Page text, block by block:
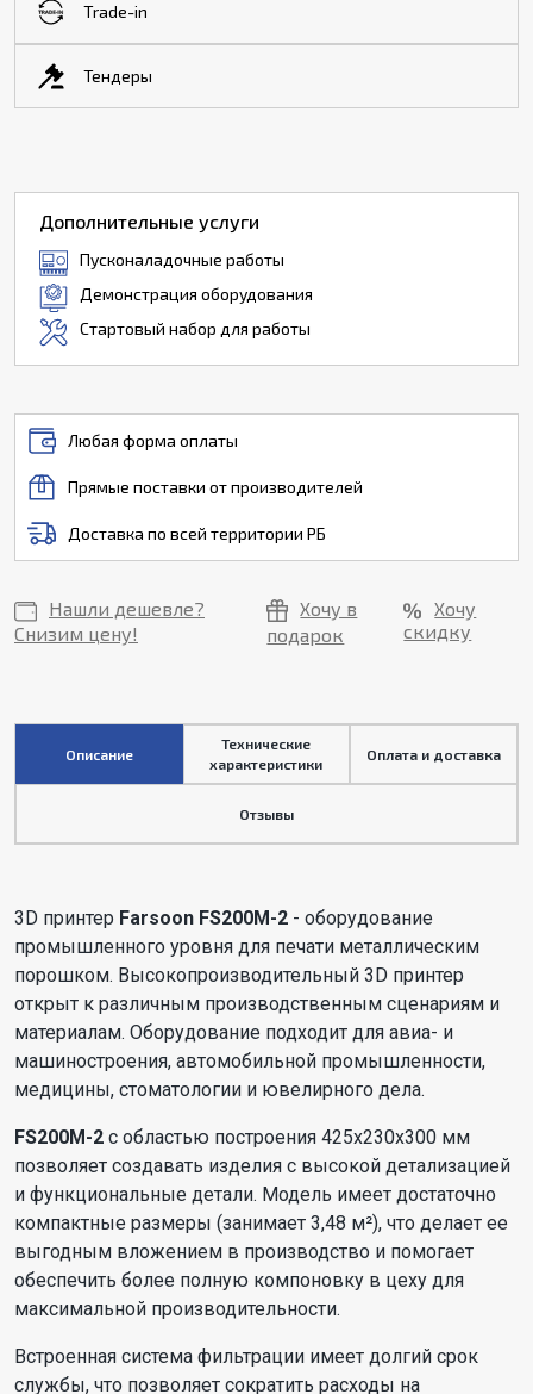
Trade-in
Тендеры
Дополнительные услуги
Пусконаладочные работы
Демонстрация оборудования
Стартовый набор для работы
Любая форма оплаты
Прямые поставки от производителей
Доставка по всей территории РБ
Нашли дешевле?
Снизим цену!
Хочу в
подарок
Хочу
скидку
Описание
Технические
характеристики
Оплата и доставка
Отзывы
3D принтер Farsoon FS200M-2 - оборудование
промышленного уровня для печати металлическим
порошком. Высокопроизводительный 3D принтер
открыт к различным производственным сценариям и
материалам. Оборудование подходит для авиа- и
машиностроения, автомобильной промышленности,
медицины, стоматологии и ювелирного дела.
FS200M-2 с областью построения 425х230х300 мм
позволяет создавать изделия с высокой детализацией
и функциональные детали. Модель имеет достаточно
компактные размеры (занимает 3,48 м²), что делает ее
выгодным вложением в производство и помогает
обеспечить более полную компоновку в цеху для
максимальной производительности.
Встроенная система фильтрации имеет долгий срок
службы, что позволяет сократить расходы на